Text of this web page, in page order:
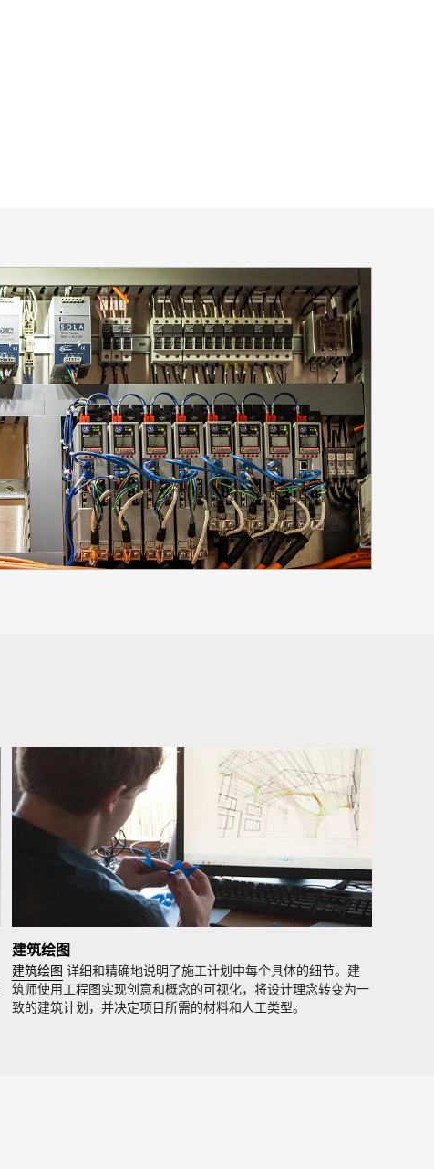
建筑绘图
建筑绘图 详细和精确地说明了施工计划中每个具体的细节。建
筑师使用工程图实现创意和概念的可视化，将设计理念转变为一
致的建筑计划，并决定项目所需的材料和人工类型。